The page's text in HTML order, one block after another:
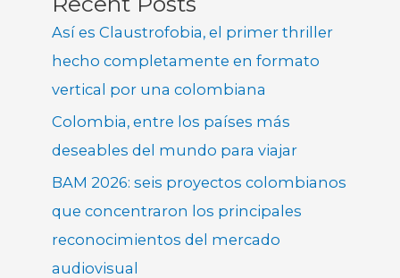
Así es Claustrofobia, el primer thriller
hecho completamente en formato
vertical por una colombiana
Colombia, entre los países más
deseables del mundo para viajar
BAM 2026: seis proyectos colombianos
que concentraron los principales
reconocimientos del mercado
audiovisual